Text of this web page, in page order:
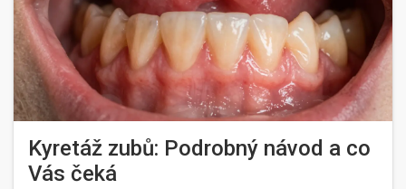
Kyretáž zubů: Podrobný návod a co
Vás čeká